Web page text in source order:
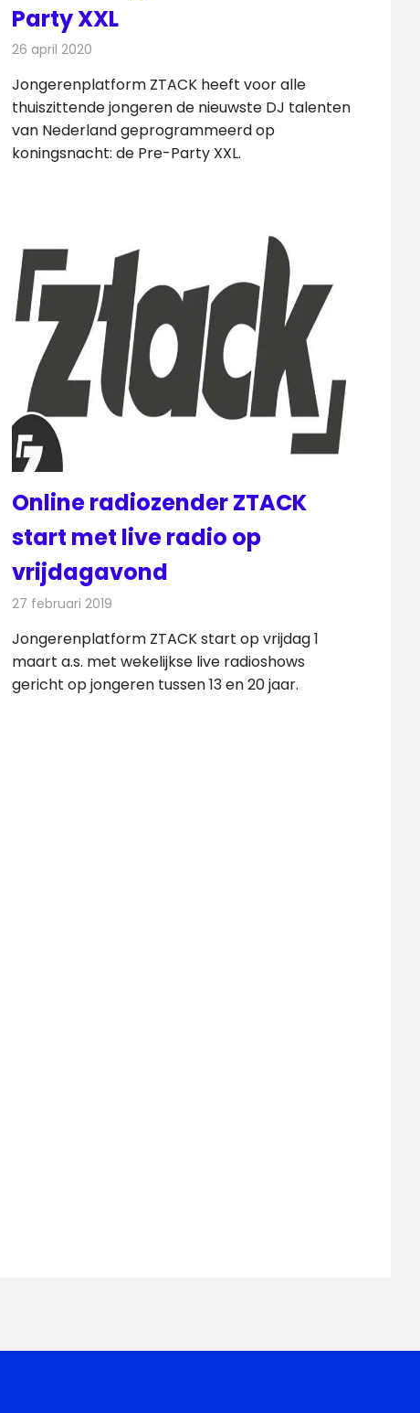
Party XXL
26 april 2020
​Jongerenplatform ZTACK heeft voor alle
thuiszittende jongeren de nieuwste DJ talenten
van Nederland geprogrammeerd op
koningsnacht: de Pre-Party XXL.
Online radiozender ZTACK
start met live radio op
vrijdagavond
27 februari 2019
Jongerenplatform ZTACK start op vrijdag 1
maart a.s. met wekelijkse live radioshows
gericht op jongeren tussen 13 en 20 jaar.